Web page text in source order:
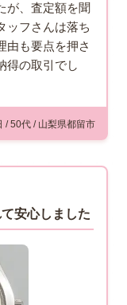
が、査定額を聞
ッフさんは落ち
由も要点を押さ
得の取引でし
/ 50代 / 山梨県都留市
安心しました